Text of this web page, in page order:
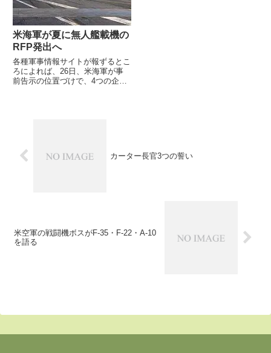
米海軍が夏に無人艦載機の
RFP発出へ
各種軍事情報サイトが報ずるとこ
ろによれば、26日、米海軍が事
前告示の位置づけで、4つの企業
カーター長官3つの誓い
米空軍の戦闘機ボスがF-35・F-22・A-10
を語る